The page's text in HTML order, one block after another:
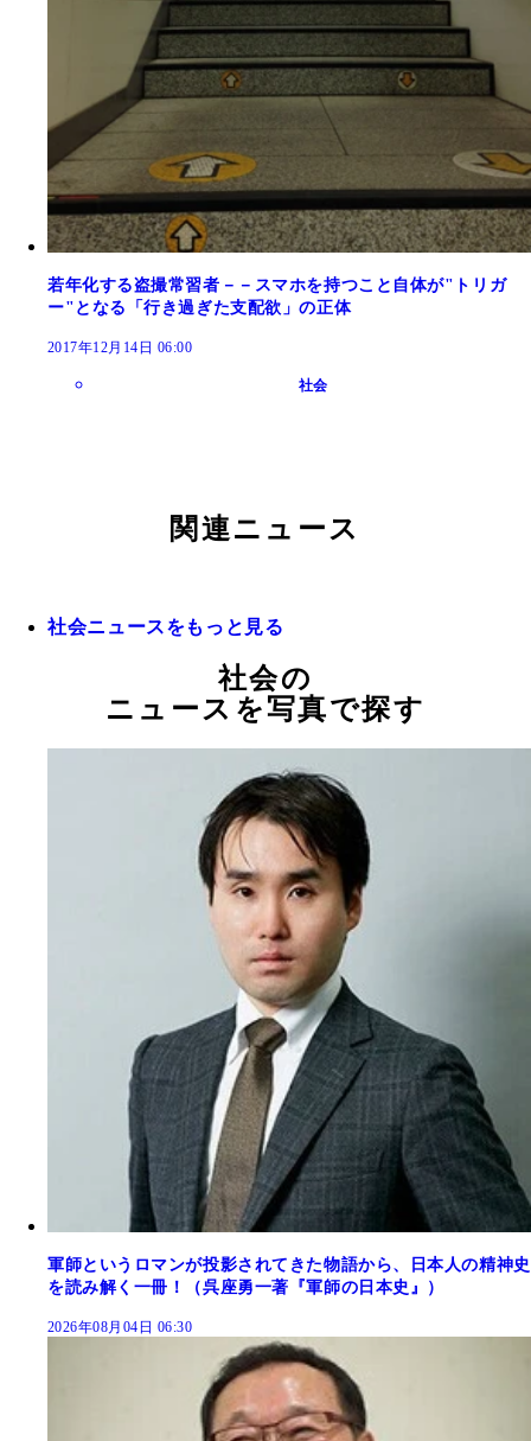
若年化する盗撮常習者－－スマホを持つこと自体が"トリガ
ー"となる「行き過ぎた支配欲」の正体
2017年12月14日 06:00
社会
関連ニュース
社会ニュースをもっと見る
社会の
ニュースを写真で探す
軍師というロマンが投影されてきた物語から、日本人の精神史
を読み解く一冊！（呉座勇一著『軍師の日本史』）
2026年08月04日 06:30